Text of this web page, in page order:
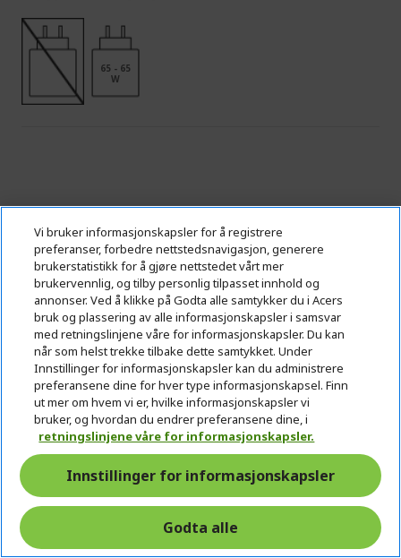
65 - 65
W
Få ekstra besparelser med koden
Vi bruker informasjonskapsler for å registrere
preferanser, forbedre nettstedsnavigasjon, generere
brukerstatistikk for å gjøre nettstedet vårt mer
brukervennlig, og tilby personlig tilpasset innhold og
annonser. Ved å klikke på Godta alle samtykker du i Acers
bruk og plassering av alle informasjonskapsler i samsvar
med retningslinjene våre for informasjonskapsler. Du kan
når som helst trekke tilbake dette samtykket. Under
Innstillinger for informasjonskapsler kan du administrere
preferansene dine for hver type informasjonskapsel. Finn
ut mer om hvem vi er, hvilke informasjonskapsler vi
bruker, og hvordan du endrer preferansene dine, i
retningslinjene våre for informasjonskapsler.
Innstillinger for informasjonskapsler
Godta alle